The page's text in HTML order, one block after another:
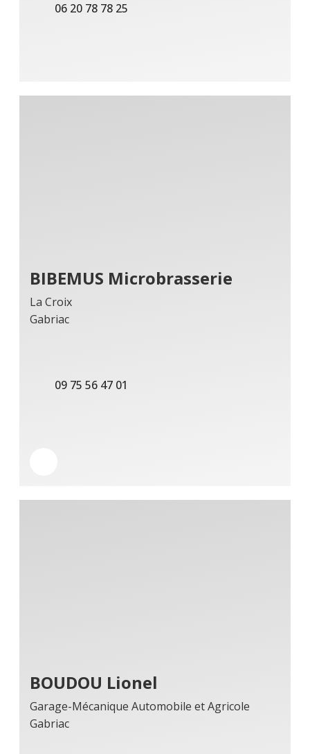
06 20 78 78 25
BIBEMUS Microbrasserie
La Croix
Gabriac
09 75 56 47 01
BOUDOU Lionel
Garage-Mécanique Automobile et Agricole
Gabriac